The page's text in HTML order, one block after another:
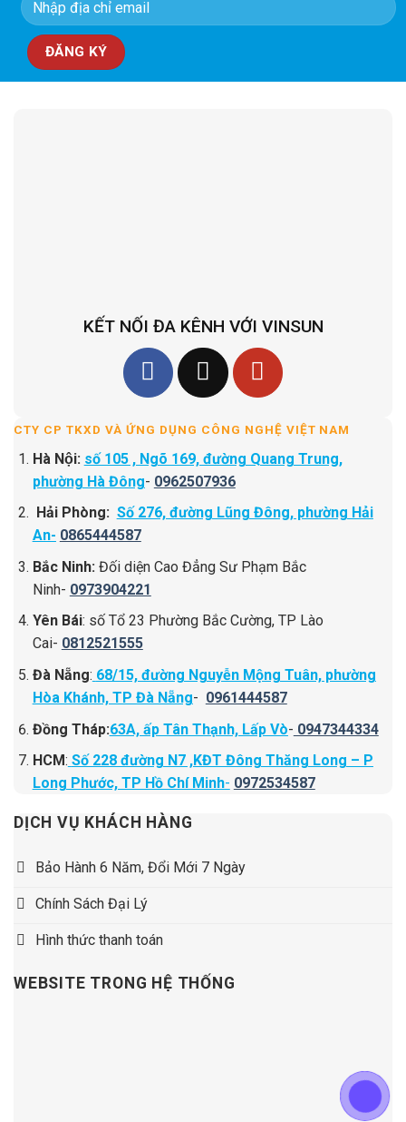
KẾT NỐI ĐA KÊNH VỚI VINSUN
CTY CP TKXD VÀ ỨNG DỤNG CÔNG NGHỆ VIỆT NAM
Hà Nội: số 105 , Ngõ 169, đường Quang Trung,
phường Hà Đông- 0962507936
Hải Phòng: Số 276, đường Lũng Đông, phường Hải
An- 0865444587
Bắc Ninh: Đối diện Cao Đẳng Sư Phạm Bắc
Ninh- 0973904221
Yên Bái: số Tổ 23 Phường Bắc Cường, TP Lào
Cai- 0812521555
Đà Nẵng: 68/15, đường Nguyễn Mộng Tuân, phường
Hòa Khánh, TP Đà Nẵng- 0961444587
Đồng Tháp:63A, ấp Tân Thạnh, Lấp Vò- 0947344334
HCM: Số 228 đường N7 ,KĐT Đông Thăng Long – P
Long Phước, TP Hồ Chí Minh- 0972534587
DỊCH VỤ KHÁCH HÀNG
Bảo Hành 6 Năm, Đổi Mới 7 Ngày
Chính Sách Đại Lý
Hình thức thanh toán
WEBSITE TRONG HỆ THỐNG